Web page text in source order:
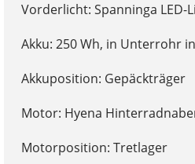
Vorderlicht: Spanninga LED-
Akku: 250 Wh, in Unterrohr
Akkuposition: Gepäckträger
Motor: Hyena
Motorposition: Tretlager